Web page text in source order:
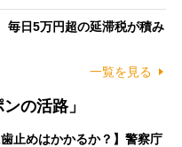
毎日5万円超の延滞税が積み
一覧を見る
の活路」
歯止めはかかるか？】警察庁